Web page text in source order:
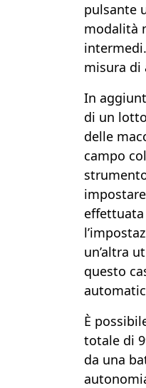
pulsante
modalità
misura di
In
di un
delle
campo
effettuata
un’altra
questo
È
totale di
da una